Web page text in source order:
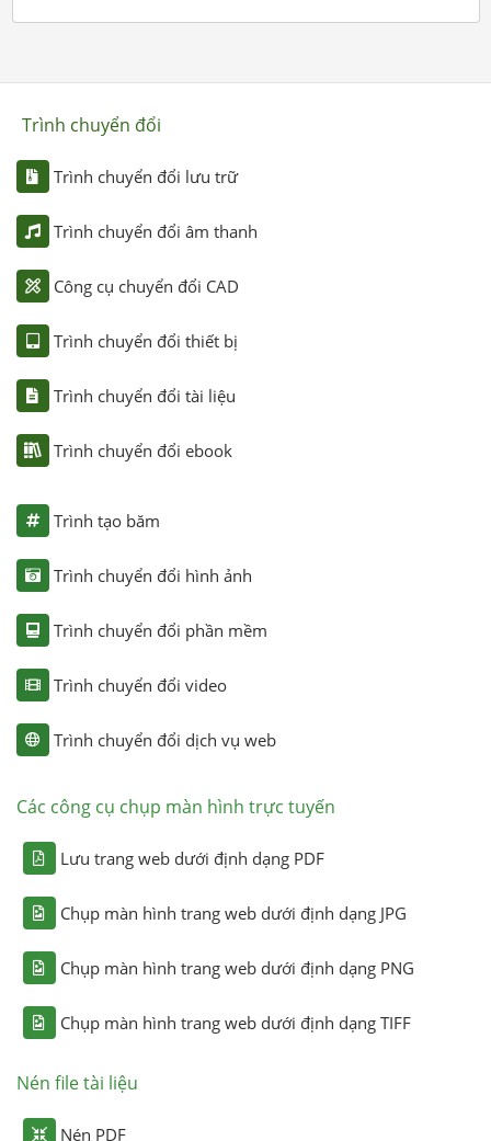
Trình chuyển đổi
Trình chuyển đổi lưu trữ
Trình chuyển đổi âm thanh
Công cụ chuyển đổi CAD
Trình chuyển đổi thiết bị
Trình chuyển đổi tài liệu
Trình chuyển đổi ebook
Trình tạo băm
Trình chuyển đổi hình ảnh
Trình chuyển đổi phần mềm
Trình chuyển đổi video
Trình chuyển đổi dịch vụ web
Các công cụ chụp màn hình trực tuyến
Lưu trang web dưới định dạng PDF
Chụp màn hình trang web dưới định dạng JPG
Chụp màn hình trang web dưới định dạng PNG
Chụp màn hình trang web dưới định dạng TIFF
Nén file tài liệu
Nén PDF